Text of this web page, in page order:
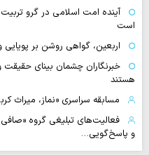
آینده امت اسلامی در گرو
است
اربعین، گواهی روشن بر
خبرنگاران چشمان بینای حقیقت
هستند
مسابقه سراسری «نماز، میراث
فعالیت‌های تبلیغی گروه
و پاسخ‌گویی…